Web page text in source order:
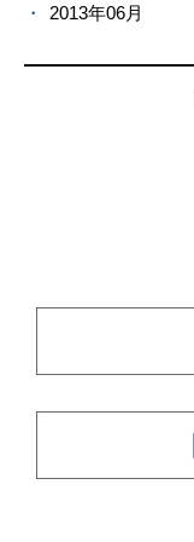
2013年06月